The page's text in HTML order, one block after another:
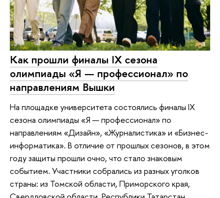
Как прошли финалы IX сезона
олимпиады «Я — профессионал» по
направлениям Вышки
На площадке университета состоялись финалы IX
сезона олимпиады «Я — профессионал» по
направлениям «Дизайн», «Журналистика» и «Бизнес-
информатика». В отличие от прошлых сезонов, в этом
году защиты прошли очно, что стало знаковым
событием. Участники собрались из разных уголков
страны: из Томской области, Приморского края,